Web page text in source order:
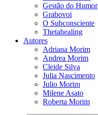
Gestão do Humor
Grabovoi
O Subconsciente
Thetahealing
Autores
Adriana Morim
Andrea Morim
Cleide Silva
Julia Nascimento
Julio Morim
Milene Asato
Roberta Morim